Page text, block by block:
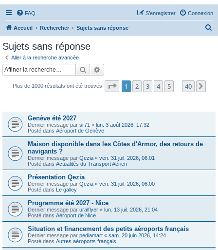
FAQ Connexion
S’enregistrer
Accueil Rechercher Sujets sans réponse
Sujets sans réponse
Aller à la recherche avancée
Rechercher
Plus de 1000 résultats ont été trouvés Page 1sur40
1 2 3 4 5 40
Genève été 2027
Dernier message par sr71 « lun. 3 août 2026, 17:32
Posté dans Aéroport de Genève
Maison disponible dans les Côtes d'Armor, des retours de
navigants ?
Dernier message par Qezia « ven. 31 juil. 2026, 06:01
Posté dans Actualités du Transport Aérien
Présentation Qezia
Dernier message par Qezia « ven. 31 juil. 2026, 06:00
Posté dans Le galley
Programme été 2027 - Nice
Dernier message par uralflyer « lun. 13 juil. 2026, 21:04
Posté dans Aéroport de Nice
Situation et financement des petits aéroports français
Dernier message par pediamart « sam. 20 juin 2026, 14:24
Posté dans Autres aéroports français